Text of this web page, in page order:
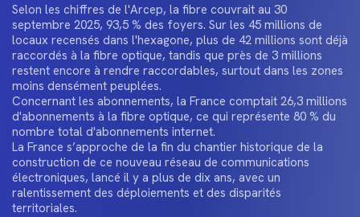
Selon les chiffres de l'Arcep, la fibre couvrait au 30
septembre 2025, 93,5 % des foyers. Sur les 45 millions de
locaux recensés dans l'hexagone, plus de 42 millions sont déjà
raccordés à la fibre optique, tandis que près de 3 millions
restent encore à rendre raccordables, surtout dans les zones
moins densément peuplées.
Concernant les abonnements, la France comptait 26,3 millions
d'abonnements à la fibre optique, ce qui représente 80 % du
nombre total d'abonnements internet.
La France s’approche de la fin du chantier historique de la
construction de ce nouveau réseau de communications
électroniques, lancé il y a plus de dix ans, avec un
ralentissement des déploiements et des disparités
territoriales.